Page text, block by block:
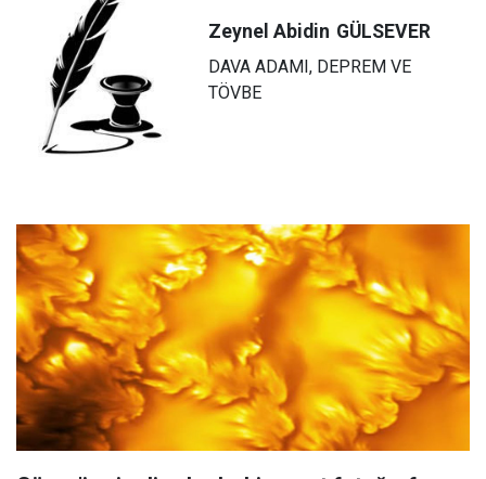
Zeynel Abidin GÜLSEVER
DAVA ADAMI, DEPREM VE
TÖVBE